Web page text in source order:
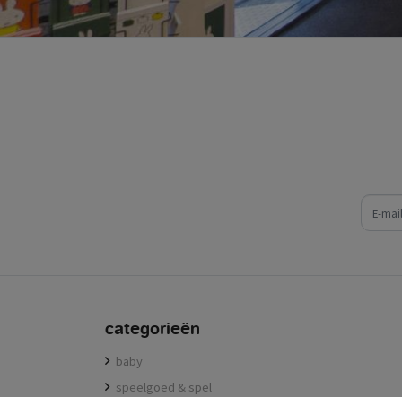
e-mail
categorieën
baby
speelgoed & spel